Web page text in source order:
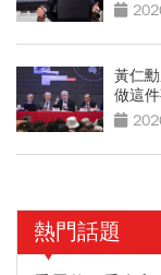
黃仁
做這
熱門話題